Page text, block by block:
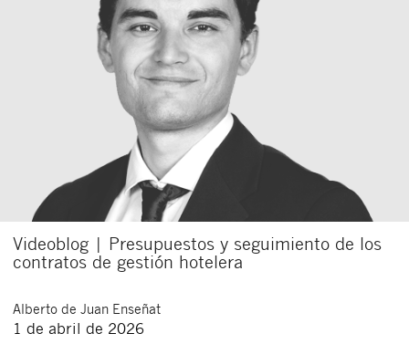
Videoblog | Presupuestos y seguimiento de los
contratos de gestión hotelera
Alberto de Juan Enseñat
1 de abril de 2026